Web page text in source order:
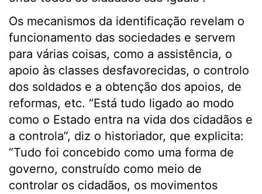
Os mecanismos da identificação revelam o
funcionamento das sociedades e servem
para várias coisas, como a assistência, o
apoio às classes desfavorecidas, o controlo
dos soldados e a obtenção dos apoios, de
reformas, etc. “Está tudo ligado ao modo
como o Estado entra na vida dos cidadãos e
a controla”, diz o historiador, que explicita:
“Tudo foi concebido como uma forma de
governo, construído como meio de
controlar os cidadãos, os movimentos